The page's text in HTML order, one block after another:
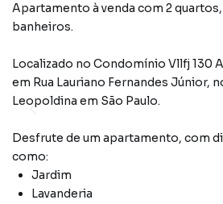
Apartamento à venda com 2 quartos,
banheiros.
Localizado no Condomínio Vllfj 130
em Rua Lauriano Fernandes Júnior,
Leopoldina em São Paulo.
Desfrute de um apartamento, com
como:
Jardim
Lavanderia